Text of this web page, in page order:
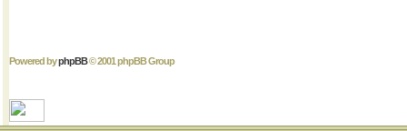
Powered byphpBB© 2001 phpBB Group